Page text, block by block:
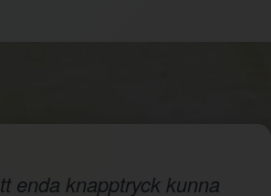
enda knapptryck kunna